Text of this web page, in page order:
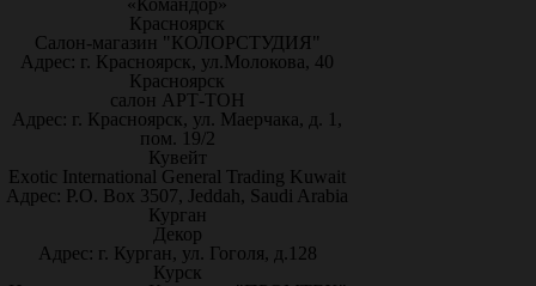
«Командор»
Красноярск
Салон-магазин "КОЛОРСТУДИЯ"
Адрес: г. Красноярск, ул.Молокова, 40
Красноярск
салон АРТ-ТОН
Адрес: г. Красноярск, ул. Маерчака, д. 1,
пом. 19/2
Кувейт
Exotic International General Trading Kuwait
Адрес: P.O. Box 3507, Jeddah, Saudi Arabia
Курган
Декор
Адрес: г. Курган, ул. Гоголя, д.128
Курск